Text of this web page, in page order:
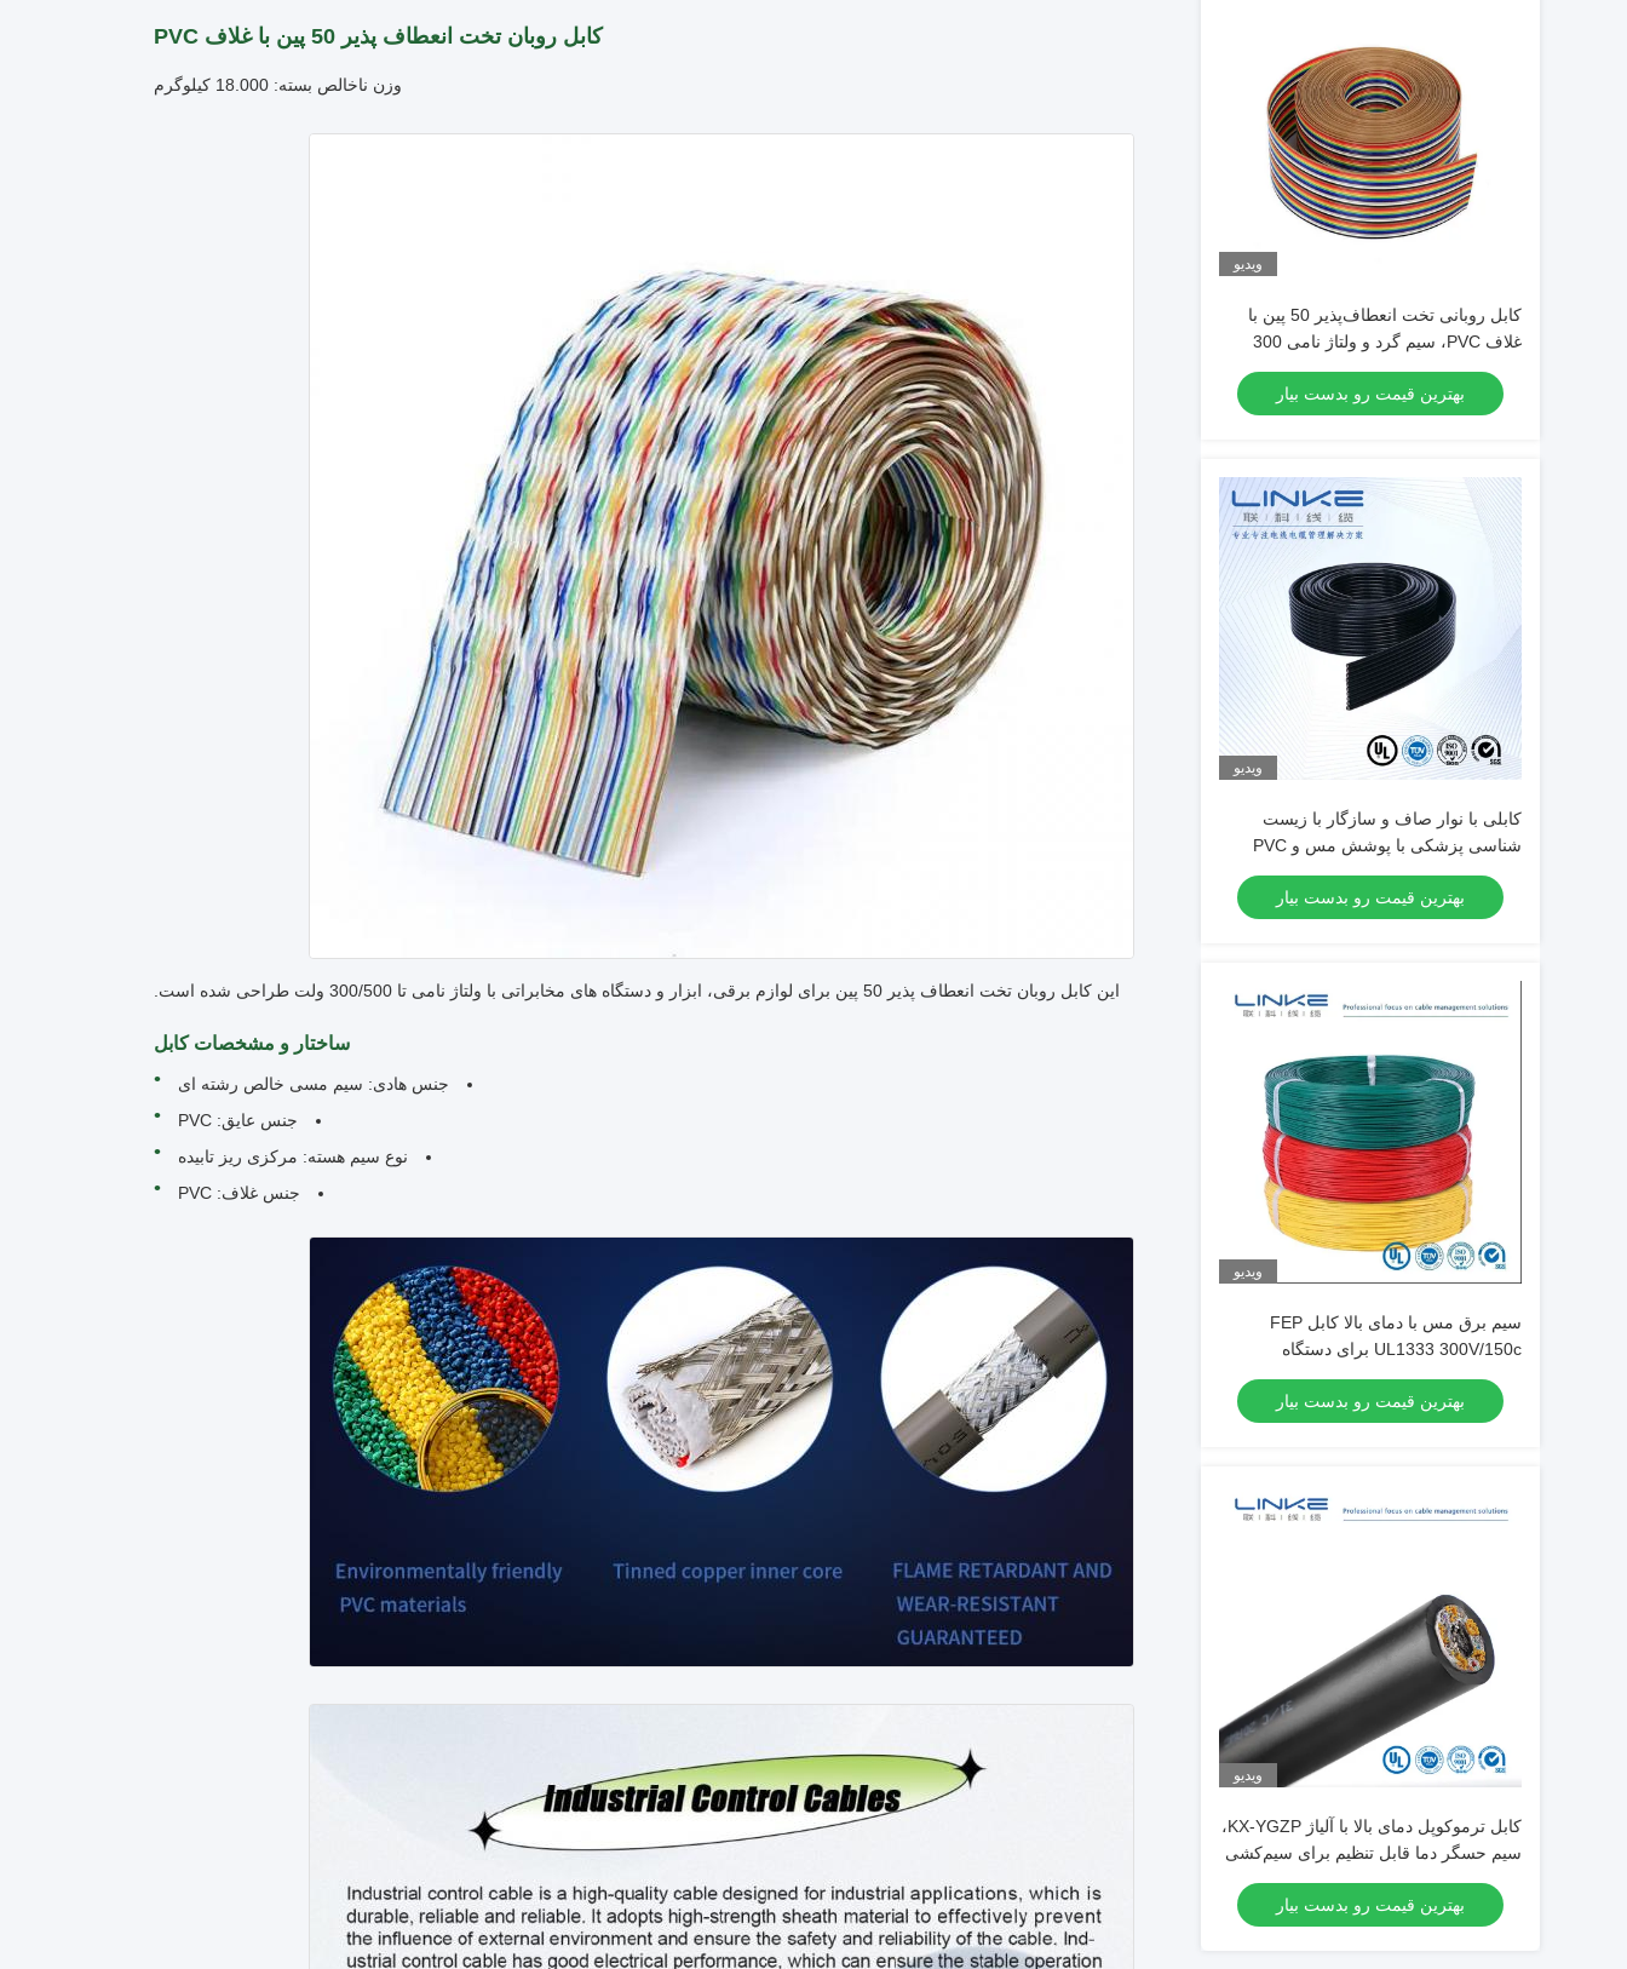
ویدیو
کابل روبانی تخت انعطاف‌پذیر 50 پین با
غلاف PVC، سیم گرد و ولتاژ نامی 300
بهترین قیمت رو بدست بیار
ویدیو
کابلی با نوار صاف و سازگار با زیست
شناسی پزشکی با پوشش مس و PVC
برای کاربردهای سفارشی
بهترین قیمت رو بدست بیار
ویدیو
سیم برق مس با دمای بالا کابل FEP
UL1333 300V/150c برای دستگاه
الکترونیکی
بهترین قیمت رو بدست بیار
ویدیو
کابل ترموکوپل دمای بالا با آلیاژ KX-YGZP،
سیم حسگر دما قابل تنظیم برای سیم‌کشی
صنعتی
بهترین قیمت رو بدست بیار
کابل روبان تخت انعطاف پذیر 50 پین با غلاف PVC
وزن ناخالص بسته: 18.000 کیلوگرم
این کابل روبان تخت انعطاف پذیر 50 پین برای لوازم برقی، ابزار و دستگاه های مخابراتی با ولتاژ نامی تا 300/500 ولت طراحی شده است.
ساختار و مشخصات کابل
جنس هادی: سیم مسی خالص رشته ای
جنس عایق: PVC
نوع سیم هسته: مرکزی ریز تابیده
جنس غلاف: PVC